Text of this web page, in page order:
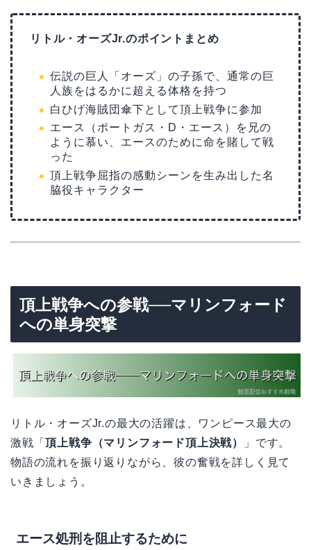
リトル・オーズJr.のポイントまとめ
伝説の巨人「オーズ」の子孫で、通常の巨
人族をはるかに超える体格を持つ
白ひげ海賊団傘下として頂上戦争に参加
エース（ポートガス・D・エース）を兄の
ように慕い、エースのために命を賭して戦
った
頂上戦争屈指の感動シーンを生み出した名
脇役キャラクター
頂上戦争への参戦──マリンフォード
への単身突撃
リトル・オーズJr.の最大の活躍は、ワンピース最大の
激戦「頂上戦争（マリンフォード頂上決戦）
」です。
物語の流れを振り返りながら、彼の奮戦を詳しく見て
いきましょう。
エース処刑を阻止するために